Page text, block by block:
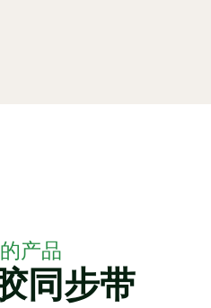
产品
同步带